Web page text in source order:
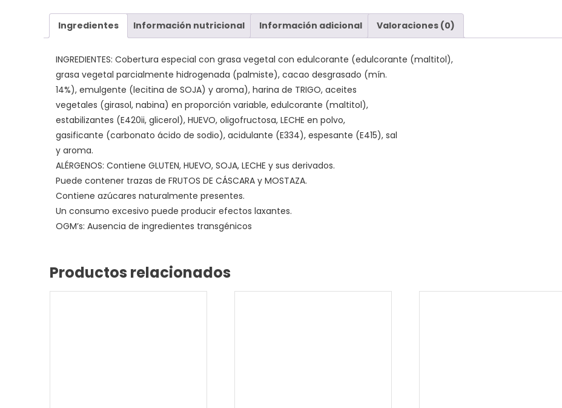
cantidad
Ingredientes Información nutricional Información adicional Valoraciones (0)
INGREDIENTES: Cobertura especial con grasa vegetal con edulcorante (edulcorante (maltitol),
grasa vegetal parcialmente hidrogenada (palmiste), cacao desgrasado (mín.
14%), emulgente (lecitina de SOJA) y aroma), harina de TRIGO, aceites
vegetales (girasol, nabina) en proporción variable, edulcorante (maltitol),
estabilizantes (E420ii, glicerol), HUEVO, oligofructosa, LECHE en polvo,
gasificante (carbonato ácido de sodio), acidulante (E334), espesante (E415), sal
y aroma.
ALÉRGENOS: Contiene GLUTEN, HUEVO, SOJA, LECHE y sus derivados.
Puede contener trazas de FRUTOS DE CÁSCARA y MOSTAZA.
Contiene azúcares naturalmente presentes.
Un consumo excesivo puede producir efectos laxantes.
OGM’s: Ausencia de ingredientes transgénicos
Productos relacionados